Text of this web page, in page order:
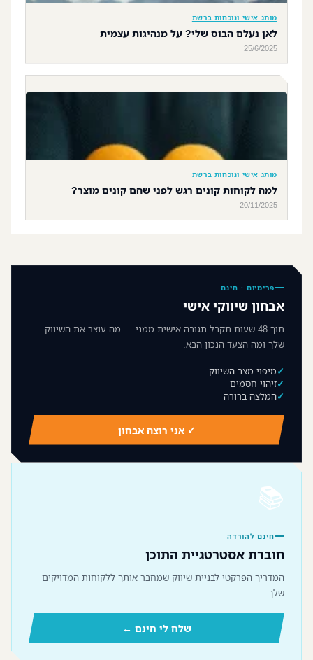
מותג אישי ונוכחות ברשת
לאן נעלם הבוס שלי? על מנהיגות עצמית
25/6/2025
מותג אישי ונוכחות ברשת
למה לקוחות קונים רגש לפני שהם קונים מוצר?
20/11/2025
פרימיום · חינם
אבחון שיווקי אישי
תוך 48 שעות תקבל תגובה אישית ממני — מה עוצר את השיווק
שלך ומה הצעד הנכון הבא.
מיפוי מצב השיווק
זיהוי חסמים
המלצה ברורה
✓ אני רוצה אבחון
📚
חינם להורדה
חוברת אסטרטגיית התוכן
המדריך הפרקטי לבניית שיווק שמחבר אותך ללקוחות המדויקים
שלך.
שלח לי חינם ←